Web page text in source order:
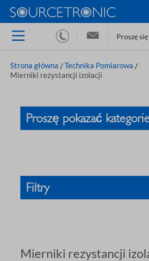
Proszę
Strona główna /Technika Pomiarowa /
Mierniki rezystancji izolacji
Proszę pokazać
Filtry
Mierniki rezystancji